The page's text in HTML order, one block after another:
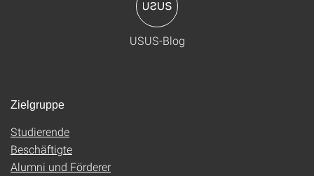
USUS-Blog
Zielgruppe
Studierende
Beschäftigte
Alumni und Förderer